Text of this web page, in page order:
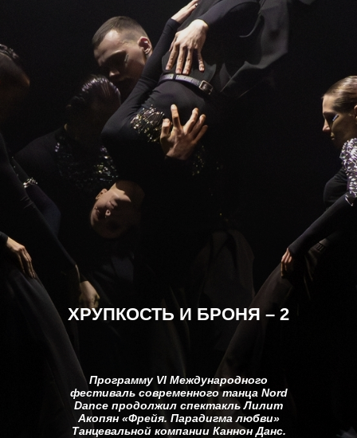
ХРУПКОСТЬ И БРОНЯ – 2
Программу VI Международного
фестиваль современного танца Nord
Dance продолжил спектакль Лилит
Акопян «Фрейя. Парадигма любви»
Танцевальной компании Каннон Данс.